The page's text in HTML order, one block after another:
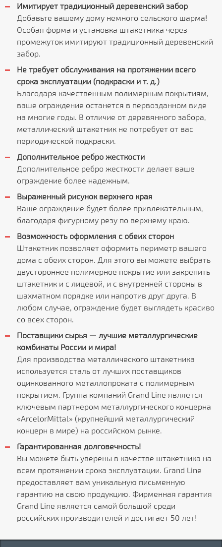
Имитирует традиционный деревенский забор
Добавьте вашему дому немного сельского шарма!
Особая форма и установка штакетника через
промежуток имитируют традиционный деревенский
забор.
Не требует обслуживания на протяжении всего
срока эксплуатации (подкраски и т. д.)
Благодаря качественным полимерным покрытиям,
ваше ограждение останется в первозданном виде
на многие годы. В отличие от деревянного забора,
металлический штакетник не потребует от вас
периодической подкраски.
Дополнительное ребро жесткости
Дополнительное ребро жесткости делает ваше
ограждение более надежным.
Выраженный рисунок верхнего края
Ваше ограждение будет более привлекательным,
благодаря фигурному резу по верхнему краю.
Возможность оформления с обеих сторон
Штакетник позволяет оформить периметр вашего
дома с обеих сторон. Для этого вы можете выбрать
двустороннее полимерное покрытие или закрепить
штакетник и с лицевой, и с внутренней стороны в
шахматном порядке или напротив друг друга. В
любом случае, ограждение будет выглядеть красиво
со всех сторон.
Поставщики сырья — лучшие металлургические
комбинаты России и мира!
Для производства металлического штакетника
используется сталь от лучших поставщиков
оцинкованного металлопроката с полимерным
покрытием. Группа компаний Grand Line является
ключевым партнером металлургического концерна
«ArcelorMittal» (крупнейший металлургический
концерн в мире) на российском рынке.
Гарантированная долговечность!
Вы можете быть уверены в качестве штакетника на
всем протяжении срока эксплуатации. Grand Line
предоставляет вам уникальную письменную
гарантию на свою продукцию. Фирменная гарантия
Grand Line является самой большой среди
российских производителей и достигает 50 лет!